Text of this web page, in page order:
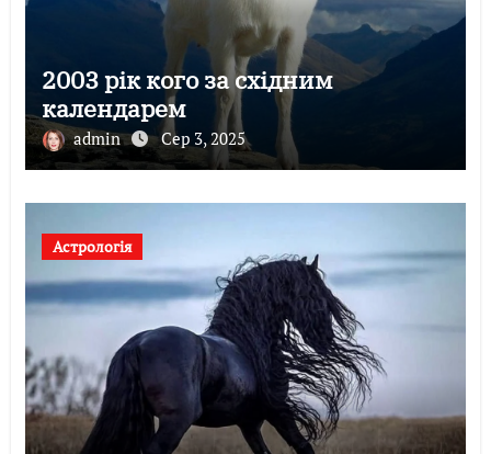
2003 рік кого за східним
календарем
admin Сер 3, 2025
Астрологія